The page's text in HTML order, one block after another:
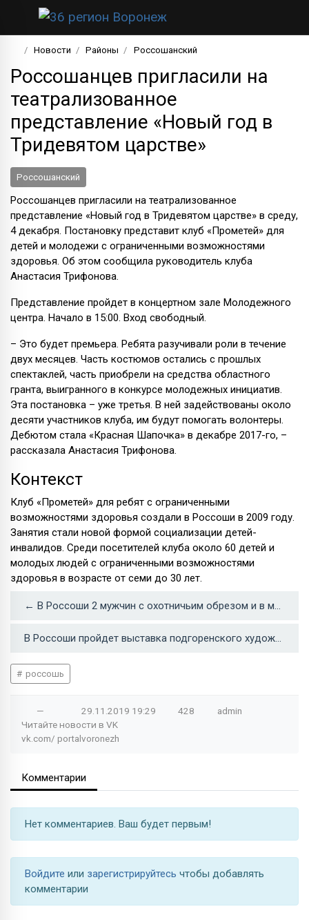
Новости Районы Россошанский
Россошанцев пригласили на
театрализованное
представление «Новый год в
Тридевятом царстве»
Россошанский
Россошанцев пригласили на театрализованное
представление «Новый год в Тридевятом царстве» в среду,
4 декабря. Постановку представит клуб «Прометей» для
детей и молодежи с ограниченными возможностями
здоровья. Об этом сообщила руководитель клуба
Анастасия Трифонова.
Представление пройдет в концертном зале Молодежного
центра. Начало в 15:00. Вход свободный.
– Это будет премьера. Ребята разучивали роли в течение
двух месяцев. Часть костюмов остались с прошлых
спектаклей, часть приобрели на средства областного
гранта, выигранного в конкурсе молодежных инициатив.
Эта постановка – уже третья. В ней задействованы около
десяти участников клуба, им будут помогать волонтеры.
Дебютом стала «Красная Шапочка» в декабре 2017-го, –
рассказала Анастасия Трифонова.
Контекст
Клуб «Прометей» для ребят с ограниченными
возможностями здоровья создали в Россоши в 2009 году.
Занятия стали новой формой социализации детей-
инвалидов. Среди посетителей клуба около 60 детей и
молодых людей с ограниченными возможностями
здоровья в возрасте от семи до 30 лет.
← В Россоши 2 мужчин с охотничьим обрезом и в масках ограбили продуктовый магазин
В Россоши пройдет выставка подгоренского художника Алексея Филипенко →
россошь
— 29.11.2019 19:29 428
admin
Читайте новости в VK
vk.com/ portalvoronezh
Комментарии
Нет комментариев. Ваш будет первым!
Войдите или зарегистрируйтесь чтобы добавлять
комментарии